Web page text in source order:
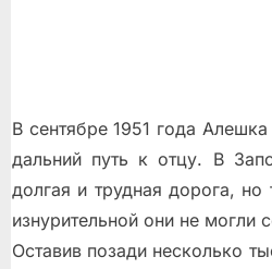
В сентябре 1951 года
дальний путь к отцу. В
долгая и трудная дорога, но
изнурительной они не могли
Оставив позади несколько